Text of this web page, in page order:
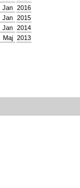
Jan 2016
Jan 2015
Jan 2014
Мај 2013